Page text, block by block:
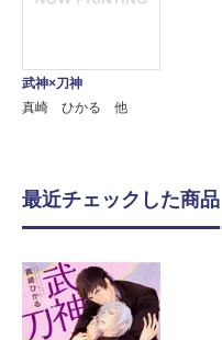
武神×刀神
真崎 ひかる 他
最近チェックした商品